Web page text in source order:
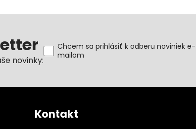
novinky:
Chcem sa prihlásiť k odberu noviniek e-
mailom
Kontakt